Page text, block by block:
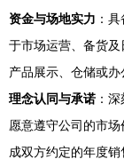
资金与场地实力 ：
于市场运营、备货
产品展示、仓储或办
理念认同与承诺 ：
愿意遵守公司的市
成双方约定的年度销